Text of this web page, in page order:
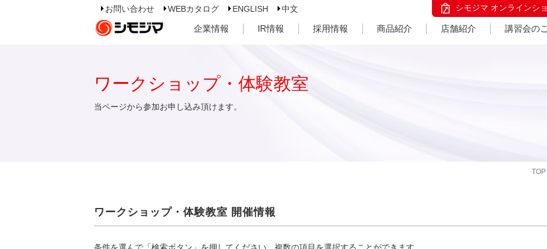
お問い合わせ WEBカタログ ENGLISH 中文 シモジマ オンラインシ
企業情報 IR情報 採用情報 商品紹介 店舗紹介 講習会の
TOP
ワークショップ・体験教室
当ページから参加お申し込み頂けます。
ワークショップ・体験教室 開催情報